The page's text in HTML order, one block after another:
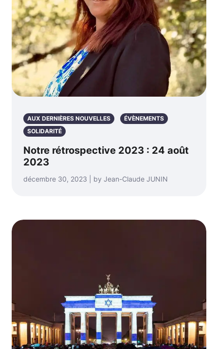
AUX DERNIÈRES NOUVELLES
ÉVÈNEMENTS
SOLIDARITÉ
Notre rétrospective 2023 : 24 août
2023
décembre 30, 2023 | by Jean-Claude JUNIN